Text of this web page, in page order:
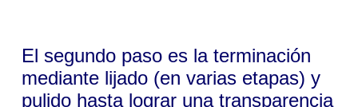
El segundo paso es la terminación
mediante lijado (en varias etapas) y
pulido hasta lograr una transparencia